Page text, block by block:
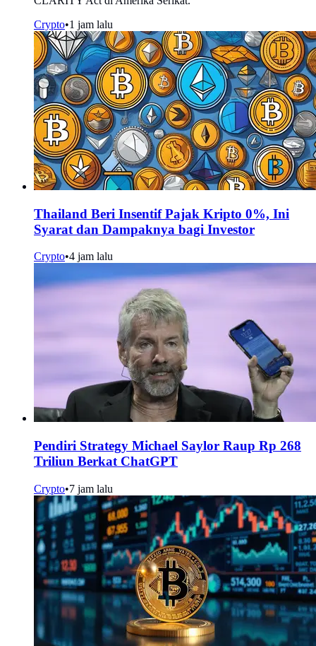
Crypto•1 jam lalu
Thailand Beri Insentif Pajak Kripto 0%, Ini
Syarat dan Dampaknya bagi Investor
Crypto•4 jam lalu
Pendiri Strategy Michael Saylor Raup Rp 268
Triliun Berkat ChatGPT
Crypto•7 jam lalu